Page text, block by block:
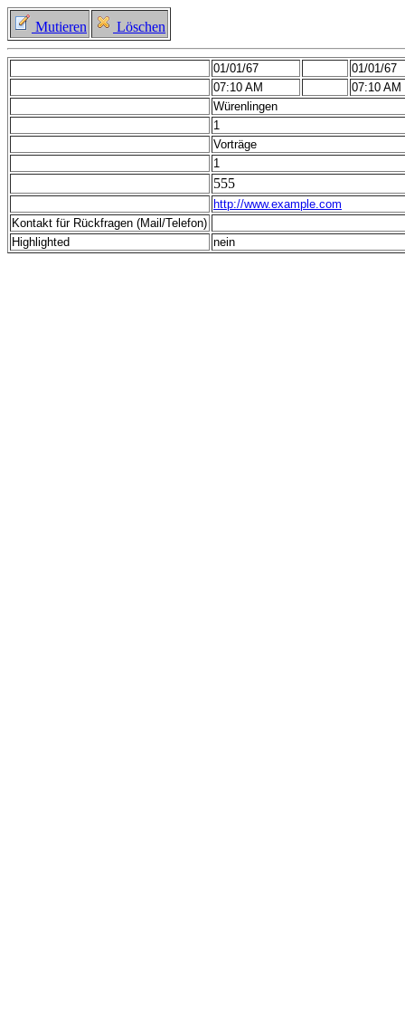
Mutieren Löschen
01/01/67
01/01/67
07:10 AM
07:10 AM
Würenlingen
1
Vorträge
1
555
http://www.example.com
Kontakt für Rückfragen (Mail/Telefon)
Highlighted
nein